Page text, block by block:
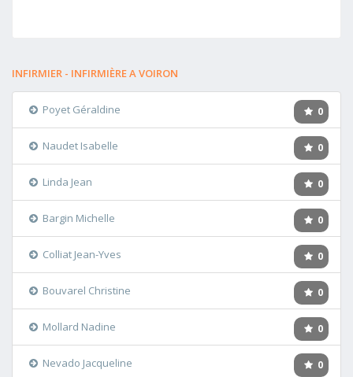
INFIRMIER - INFIRMIÈRE A VOIRON
0
Poyet Géraldine
0
Naudet Isabelle
0
Linda Jean
0
Bargin Michelle
0
Colliat Jean-Yves
0
Bouvarel Christine
0
Mollard Nadine
0
Nevado Jacqueline